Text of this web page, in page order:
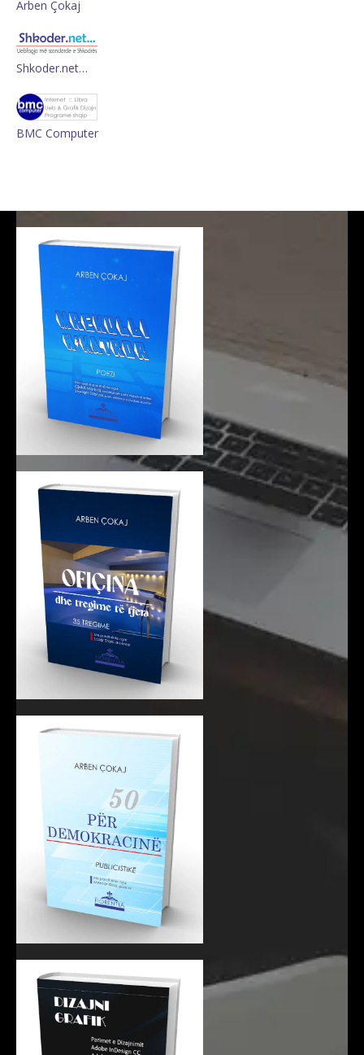
Arben Çokaj
Shkoder.net…
BMC Computer